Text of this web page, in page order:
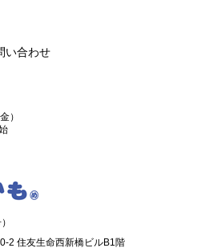
い合わせ
）
2 住友生命西新橋ビルB1階